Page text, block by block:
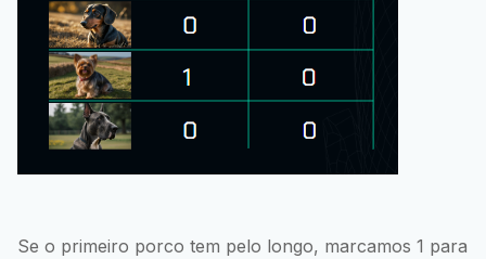
Se o primeiro porco tem pelo longo, marcamos 1 para